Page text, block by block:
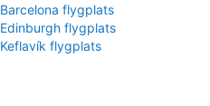
Barcelona flygplats
Edinburgh flygplats
Keflavík flygplats